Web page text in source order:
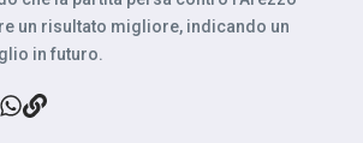
un risultato migliore, indicando un
in futuro.